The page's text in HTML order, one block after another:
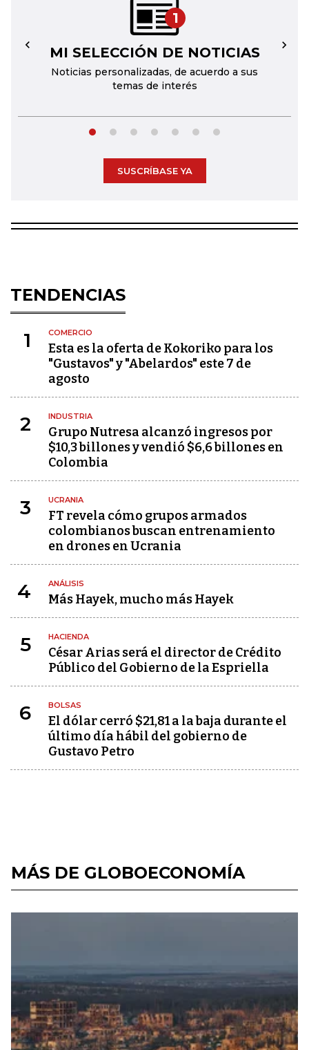
1
MI SELECCIÓN DE NOTICIAS
Noticias personalizadas, de acuerdo a sus
temas de interés
← →
SUSCRÍBASE YA
TENDENCIAS
1 COMERCIO
Esta es la oferta de Kokoriko para los
"Gustavos" y "Abelardos" este 7 de
agosto
2 INDUSTRIA
Grupo Nutresa alcanzó ingresos por
$10,3 billones y vendió $6,6 billones en
Colombia
3 UCRANIA
FT revela cómo grupos armados
colombianos buscan entrenamiento
en drones en Ucrania
4 ANÁLISIS
Más Hayek, mucho más Hayek
5 HACIENDA
César Arias será el director de Crédito
Público del Gobierno de la Espriella
6 BOLSAS
El dólar cerró $21,81 a la baja durante el
último día hábil del gobierno de
Gustavo Petro
MÁS DE GLOBOECONOMÍA